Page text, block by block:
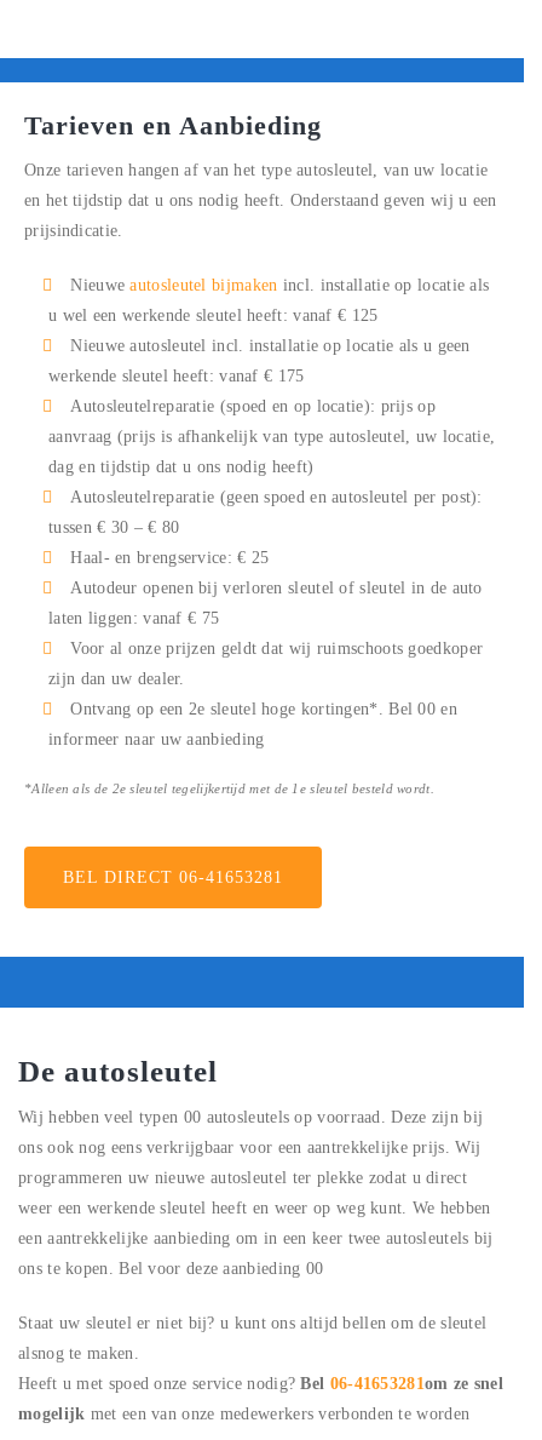
Tarieven en Aanbieding
Onze tarieven hangen af van het type autosleutel, van uw locatie
en het tijdstip dat u ons nodig heeft. Onderstaand geven wij u een
prijsindicatie.
Nieuweautosleutel bijmaken incl. installatie op locatie als
u wel een werkende sleutel heeft: vanaf € 125
Nieuwe autosleutel incl. installatie op locatie als u geen
werkende sleutel heeft: vanaf € 175
Autosleutelreparatie (spoed en op locatie): prijs op
aanvraag (prijs is afhankelijk van type autosleutel, uw locatie,
dag en tijdstip dat u ons nodig heeft)
Autosleutelreparatie (geen spoed en autosleutel per post):
tussen € 30 – € 80
Haal- en brengservice: € 25
Autodeur openen bij verloren sleutel of sleutel in de auto
laten liggen: vanaf € 75
Voor al onze prijzen geldt dat wij ruimschoots goedkoper
zijn dan uw dealer.
Ontvang op een 2e sleutel hoge kortingen*. Bel00 en
informeer naar uw aanbieding
*Alleen als de 2e sleutel tegelijkertijd met de 1e sleutel besteld wordt.
BEL DIRECT 06-41653281
De autosleutel
Wij hebben veel typen 00 autosleutels op voorraad. Deze zijn bij
ons ook nog eens verkrijgbaar voor een aantrekkelijke prijs. Wij
programmeren uw nieuwe autosleutel ter plekke zodat u direct
weer een werkende sleutel heeft en weer op weg kunt. We hebben
een aantrekkelijke aanbieding om in een keer twee autosleutels bij
ons te kopen. Bel voor deze aanbieding 00
Staat uw sleutel er niet bij? u kunt ons altijd bellen om de sleutel
alsnog te maken.
Heeft u met spoed onze service nodig?Bel 06-41653281om ze snel
mogelijk met een van onze medewerkers verbonden te worden